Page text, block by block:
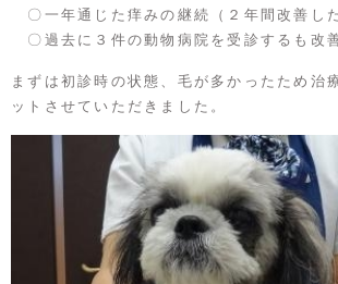
〇一年通じた痒みの継続（２年間改善し
〇過去に３件の動物病院を受診するも改
まずは初診時の状態、毛が多かったため治
ットさせていただきました。